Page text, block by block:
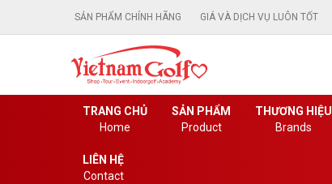
SẢN PHẨM CHÍNH HÃNG GIÁ VÀ DỊCH VỤ LUÔN TỐT
TRANG CHỦ
Home
SẢN PHẨM
Product
THƯƠNG HIỆU
Brands
LIÊN HỆ
Contact